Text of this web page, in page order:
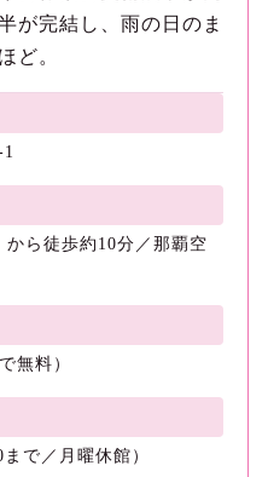
が完結し、雨の日のま
ど。
ら徒歩約10分／那覇空
無料）
で／月曜休館）